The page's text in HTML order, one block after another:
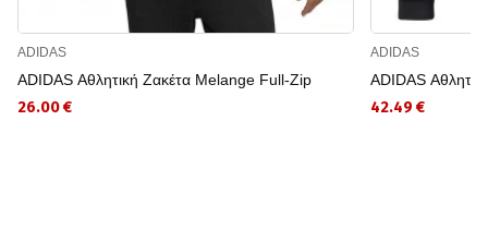
ADIDAS
ADIDAS Αθλητική Ζακέτα Melange Full-Zip
26.00 €
ADIDAS
ADIDAS
42.49 €